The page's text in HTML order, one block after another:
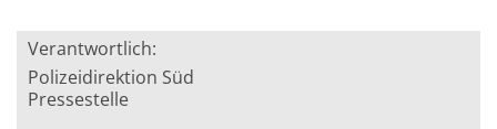
Verantwortlich:
Polizeidirektion Süd
Pressestelle